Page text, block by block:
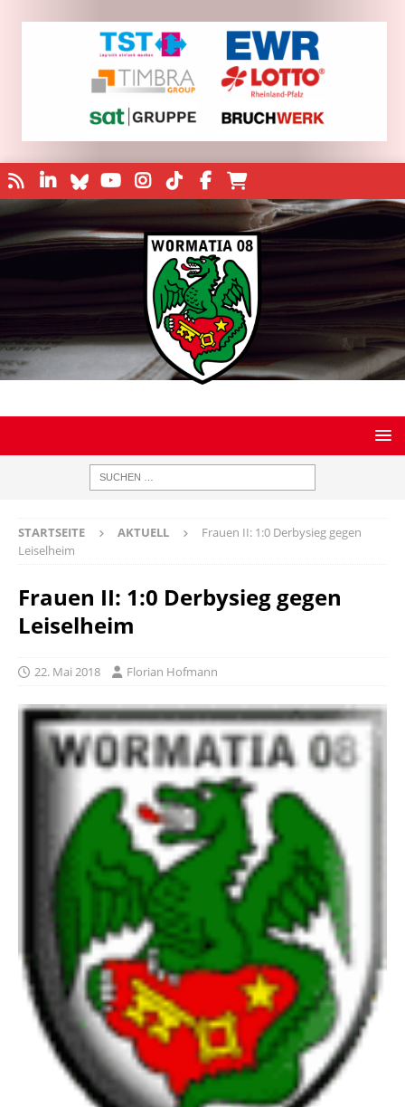
STARTSEITE AKTUELL
Frauen II: 1:0 Derbysieg gegen
Leiselheim
Frauen II: 1:0 Derbysieg gegen
Leiselheim
22. Mai 2018 Florian Hofmann